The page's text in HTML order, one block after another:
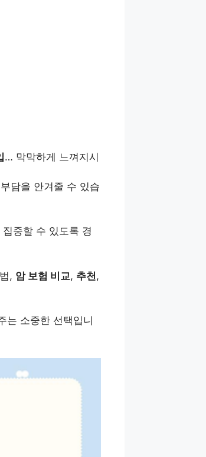
… 막막하게 느껴지시
담을 안겨줄 수 있습
중할 수 있도록 경
, 암 보험 비교, 추천,
는 소중한 선택입니